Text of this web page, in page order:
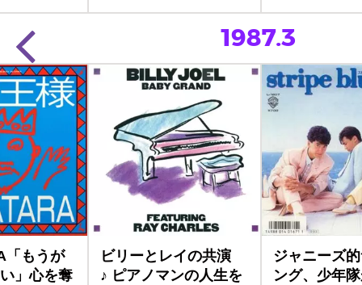
1987.3
「もうが
」心を奪
ビリーとレイの共演
♪ ピアノマンの人生を
ジャニーズ
ング、少年